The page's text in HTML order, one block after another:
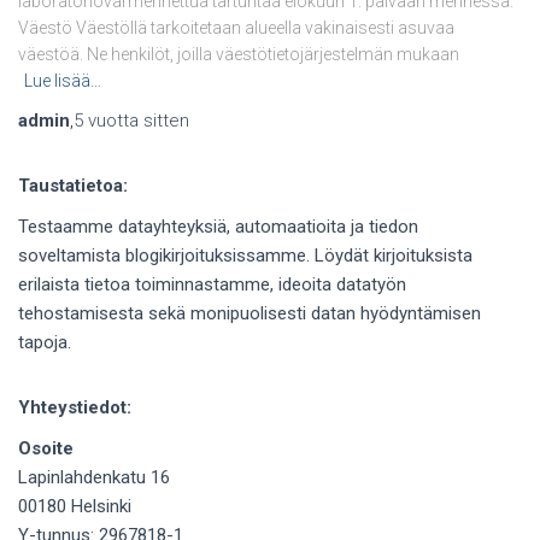
Väestö Väestöllä tarkoitetaan alueella vakinaisesti asuvaa
väestöä. Ne henkilöt, joilla väestötietojärjestelmän mukaan
Lue lisää…
admin,5 vuotta sitten
Taustatietoa:
Testaamme datayhteyksiä, automaatioita ja tiedon
soveltamista blogikirjoituksissamme. Löydät kirjoituksista
erilaista tietoa toiminnastamme, ideoita datatyön
tehostamisesta sekä monipuolisesti datan hyödyntämisen
tapoja.
Yhteystiedot:
Osoite
Lapinlahdenkatu 16
00180 Helsinki
Y-tunnus: 2967818-1